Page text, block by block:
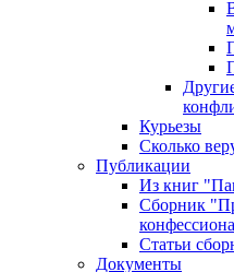
Курьезы
Сколько
Публикации
Из книг
Сборник
Статьи
Документы